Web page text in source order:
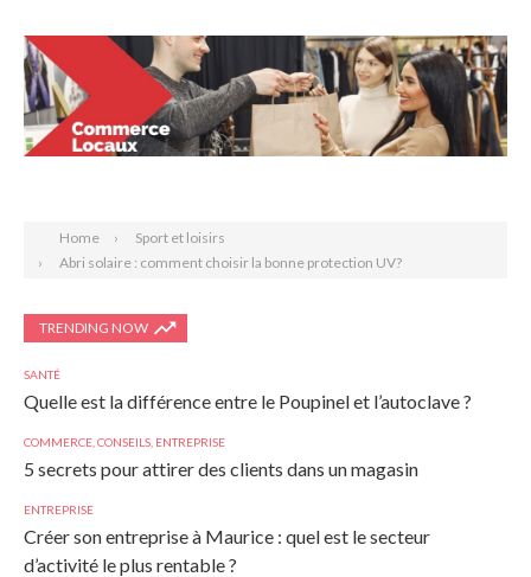
Home
Sport et loisirs
Abri solaire : comment choisir la bonne protection UV?
TRENDING NOW
SANTÉ
Quelle est la différence entre le Poupinel et l’autoclave ?
COMMERCE CONSEILS ENTREPRISE
5 secrets pour attirer des clients dans un magasin
ENTREPRISE
Créer son entreprise à Maurice : quel est le secteur
d’activité le plus rentable ?